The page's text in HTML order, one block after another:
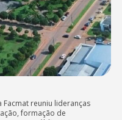
reuniu lideranças
formação de